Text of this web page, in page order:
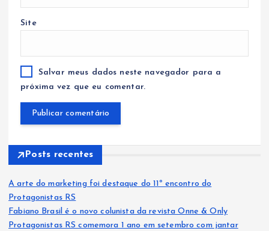
Site
Salvar meus dados neste navegador para a
próxima vez que eu comentar.
Posts recentes
A arte do marketing foi destaque do 11º encontro do
Protagonistas RS
Fabiano Brasil é o novo colunista da revista Onne & Only
Protagonistas RS comemora 1 ano em setembro com jantar